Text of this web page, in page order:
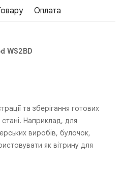
Оплата
WS2BD
та зберігання готових
стані. Наприклад, для
виробів, булочок,
як вітрину для